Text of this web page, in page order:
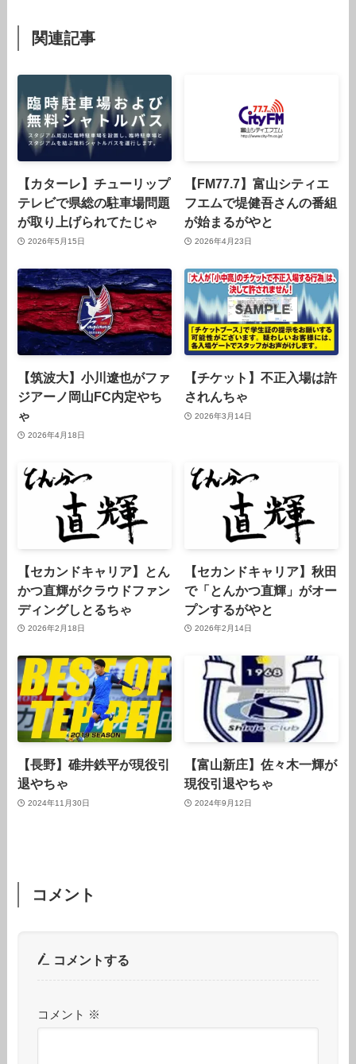
関連記事
【カターレ】チューリップ
テレビで県総の駐車場問題
が取り上げられてたじゃ
2026年5月15日
【FM77.7】富山シティエ
フエムで堤健吾さんの番組
が始まるがやと
2026年4月23日
【筑波大】小川遼也がファ
ジアーノ岡山FC内定やち
ゃ
2026年4月18日
【チケット】不正入場は許
されんちゃ
2026年3月14日
【セカンドキャリア】とん
かつ直輝がクラウドファン
ディングしとるちゃ
2026年2月18日
【セカンドキャリア】秋田
で「とんかつ直輝」がオー
プンするがやと
2026年2月14日
【長野】碓井鉄平が現役引
退やちゃ
2024年11月30日
【富山新庄】佐々木一輝が
現役引退やちゃ
2024年9月12日
コメント
コメントする
コメント ※